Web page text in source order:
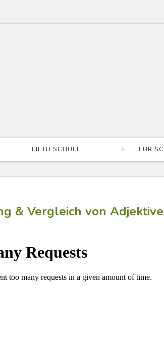
LIETH SCHULE FÜR
& Vergleich von